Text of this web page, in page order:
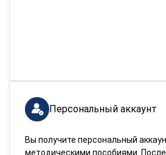
Персональный аккаунт
Вы получите персональный
методическими пособиями. После